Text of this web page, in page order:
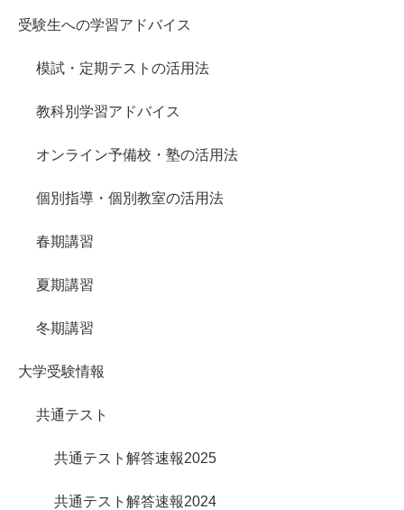
受験生への学習アドバイス
模試・定期テストの活用法
教科別学習アドバイス
オンライン予備校・塾の活用法
個別指導・個別教室の活用法
春期講習
夏期講習
冬期講習
大学受験情報
共通テスト
共通テスト解答速報2025
共通テスト解答速報2024